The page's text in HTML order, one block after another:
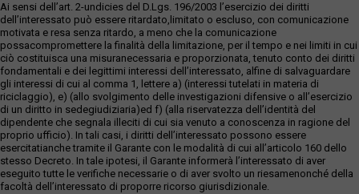
Ai sensi dell’art. 2-undicies del D.Lgs. 196/2003 l’esercizio dei diritti
dell’interessato può essere ritardato,limitato o escluso, con comunicazione
motivata e resa senza ritardo, a meno che la comunicazione
possacompromettere la finalità della limitazione, per il tempo e nei limiti in cui
ciò costituisca una misuranecessaria e proporzionata, tenuto conto dei diritti
fondamentali e dei legittimi interessi dell’interessato, alfine di salvaguardare
gli interessi di cui al comma 1, lettere a) (interessi tutelati in materia di
riciclaggio), e) (allo svolgimento delle investigazioni difensive o all’esercizio
di un diritto in sedegiudiziaria)ed f) (alla riservatezza dell’identità del
dipendente che segnala illeciti di cui sia venuto a conoscenza in ragione del
proprio ufficio). In tali casi, i diritti dell’interessato possono essere
esercitatianche tramite il Garante con le modalità di cui all’articolo 160 dello
stesso Decreto. In tale ipotesi, il Garante informerà l’interessato di aver
eseguito tutte le verifiche necessarie o di aver svolto un riesamenonché della
facoltà dell’interessato di proporre ricorso giurisdizionale.